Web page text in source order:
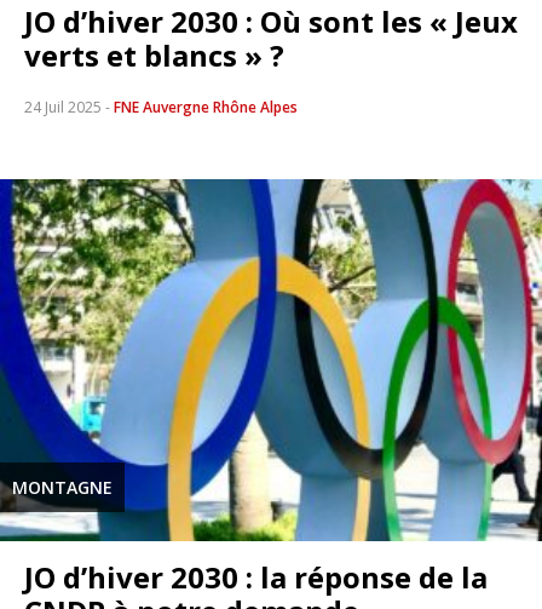
JO d’hiver 2030 : Où sont les « Jeux
verts et blancs » ?
24 Juil 2025 -FNE Auvergne Rhône Alpes
MONTAGNE
JO d’hiver 2030 : la réponse de la